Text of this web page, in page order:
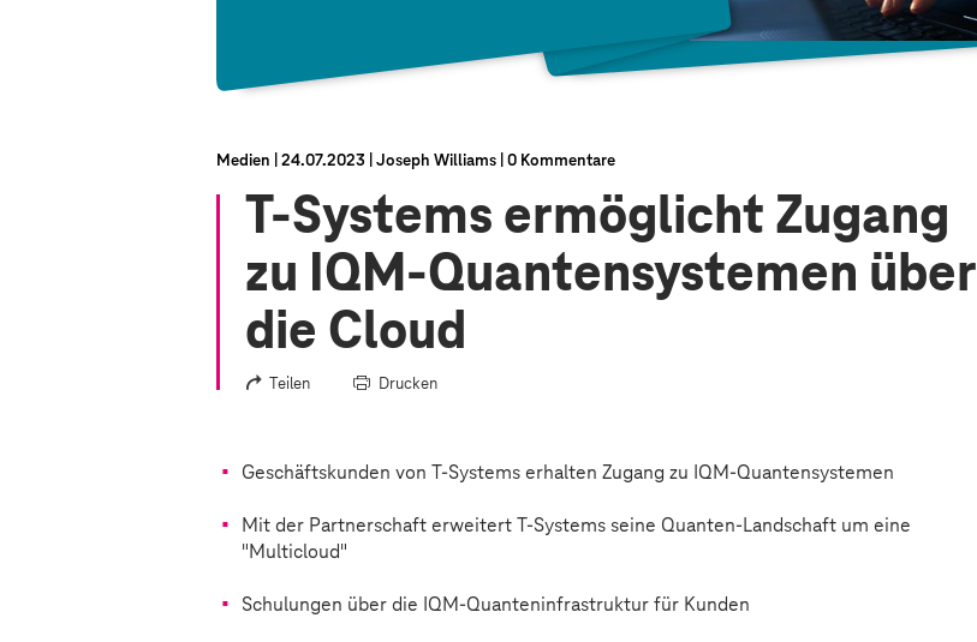
e
Medien 24.07.2023 Joseph Williams 0 Kommentare
T-Systems ermöglicht Zugang
zu IQM-Quantensystemen über
die Cloud
Teilen Drucken
Geschäftskunden von T-Systems erhalten Zugang zu IQM-Quantensystemen
Mit der Partnerschaft erweitert T-Systems seine Quanten-Landschaft um eine
"Multicloud"
Schulungen über die IQM-Quanteninfrastruktur für Kunden